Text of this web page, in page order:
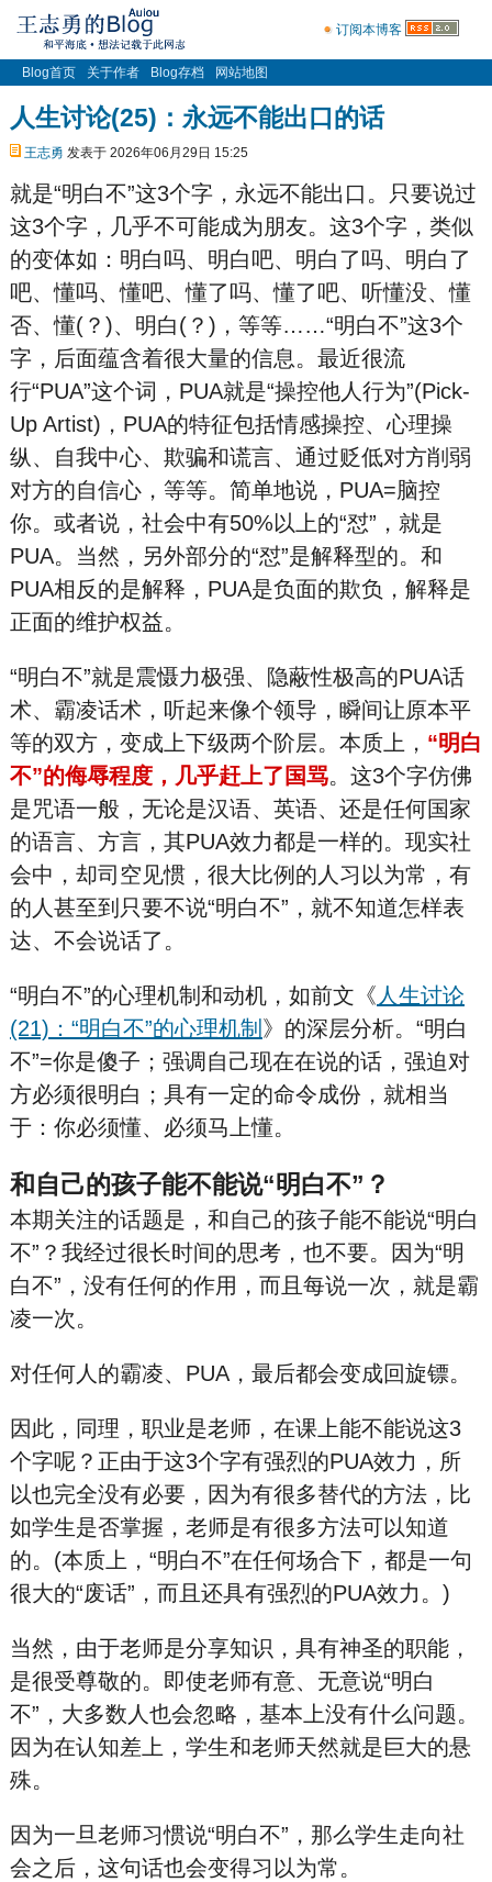
订阅本博客
Blog首页 关于作者 Blog存档 网站地图
人生讨论(25)：永远不能出口的话
王志勇 发表于 2026年06月29日 15:25
就是“明白不”这3个字，永远不能出口。只要说过
这3个字，几乎不可能成为朋友。这3个字，类似
的变体如：明白吗、明白吧、明白了吗、明白了
吧、懂吗、懂吧、懂了吗、懂了吧、听懂没、懂
否、懂(？)、明白(？)，等等……“明白不”这3个
字，后面蕴含着很大量的信息。最近很流
行“PUA”这个词，PUA就是“操控他人行为”(Pick-
Up Artist)，PUA的特征包括情感操控、心理操
纵、自我中心、欺骗和谎言、通过贬低对方削弱
对方的自信心，等等。简单地说，PUA=脑控
你。或者说，社会中有50%以上的“怼”，就是
PUA。当然，另外部分的“怼”是解释型的。和
PUA相反的是解释，PUA是负面的欺负，解释是
正面的维护权益。
“明白不”就是震慑力极强、隐蔽性极高的PUA话
术、霸凌话术，听起来像个领导，瞬间让原本平
等的双方，变成上下级两个阶层。本质上， “明白
不”的侮辱程度，几乎赶上了国骂。这3个字仿佛
是咒语一般，无论是汉语、英语、还是任何国家
的语言、方言，其PUA效力都是一样的。现实社
会中，却司空见惯，很大比例的人习以为常，有
的人甚至到只要不说“明白不”，就不知道怎样表
达、不会说话了。
“明白不”的心理机制和动机，如前文《 人生讨论
(21)：“明白不”的心理机制 》的深层分析。“明白
不”=你是傻子；强调自己现在在说的话，强迫对
方必须很明白；具有一定的命令成份，就相当
于：你必须懂、必须马上懂。
和自己的孩子能不能说“明白不”？
本期关注的话题是，和自己的孩子能不能说“明白
不”？我经过很长时间的思考，也不要。因为“明
白不”，没有任何的作用，而且每说一次，就是霸
凌一次。
对任何人的霸凌、PUA，最后都会变成回旋镖。
因此，同理，职业是老师，在课上能不能说这3
个字呢？正由于这3个字有强烈的PUA效力，所
以也完全没有必要，因为有很多替代的方法，比
如学生是否掌握，老师是有很多方法可以知道
的。(本质上，“明白不”在任何场合下，都是一句
很大的“废话”，而且还具有强烈的PUA效力。)
当然，由于老师是分享知识，具有神圣的职能，
是很受尊敬的。即使老师有意、无意说“明白
不”，大多数人也会忽略，基本上没有什么问题。
因为在认知差上，学生和老师天然就是巨大的悬
殊。
因为一旦老师习惯说“明白不”，那么学生走向社
会之后，这句话也会变得习以为常。